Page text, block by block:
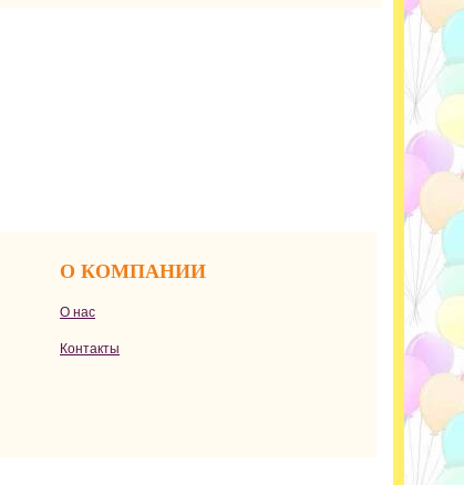
О КОМПАНИИ
О нас
Контакты